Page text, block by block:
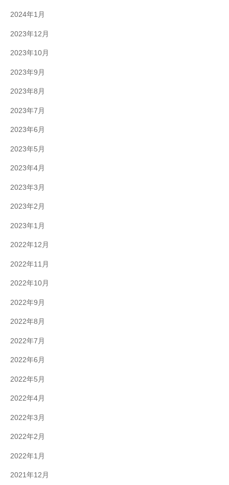
2024年1月
2023年12月
2023年10月
2023年9月
2023年8月
2023年7月
2023年6月
2023年5月
2023年4月
2023年3月
2023年2月
2023年1月
2022年12月
2022年11月
2022年10月
2022年9月
2022年8月
2022年7月
2022年6月
2022年5月
2022年4月
2022年3月
2022年2月
2022年1月
2021年12月